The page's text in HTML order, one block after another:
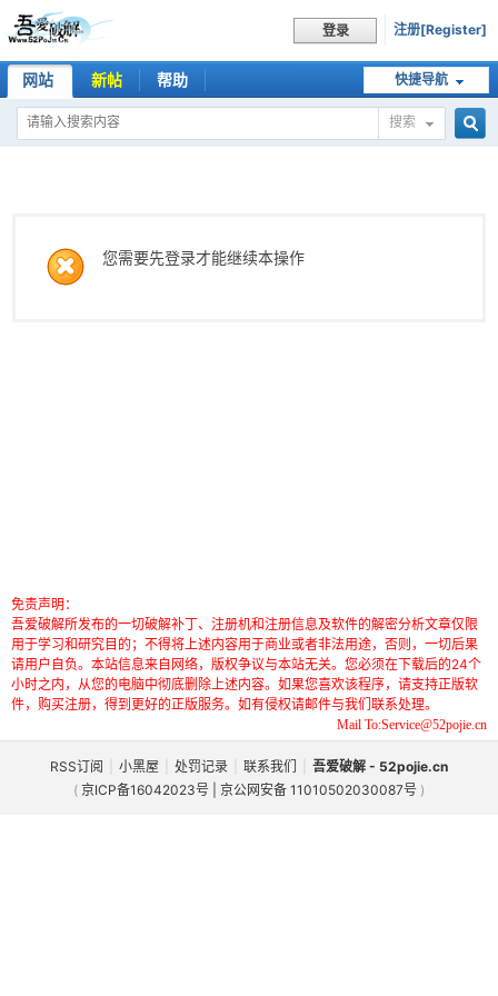
登录 注册[Register]
快捷导航
网站 新帖 帮助
搜索
您需要先登录才能继续本操作
免责声明：
吾爱破解所发布的一切破解补丁、注册机和注册信息及软件的解密分析文章仅限
用于学习和研究目的；不得将上述内容用于商业或者非法用途，否则，一切后果
请用户自负。本站信息来自网络，版权争议与本站无关。您必须在下载后的24个
小时之内，从您的电脑中彻底删除上述内容。如果您喜欢该程序，请支持正版软
件，购买注册，得到更好的正版服务。如有侵权请邮件与我们联系处理。
Mail To:Service@52pojie.cn
RSS订阅 小黑屋 处罚记录 联系我们
吾爱破解 - 52pojie.cn
( 京ICP备16042023号 | 京公网安备 11010502030087号 )